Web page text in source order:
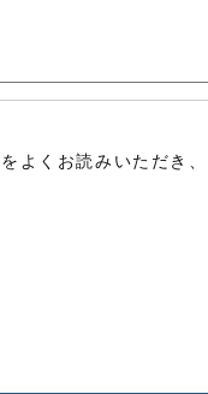
をよくお読みいただき、